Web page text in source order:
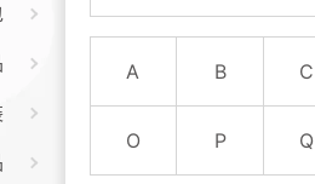
A B C
O P Q